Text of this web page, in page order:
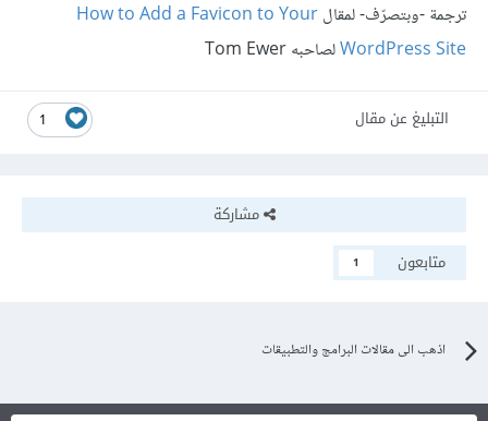
ترجمة -وبتصرّف- لمقالHow to Add a Favicon to Your
WordPress Siteلصاحبه Tom Ewer
1 التبليغ عن مقال
مشاركة
متابعون
1
اذهب الى مقالات البرامج والتطبيقات